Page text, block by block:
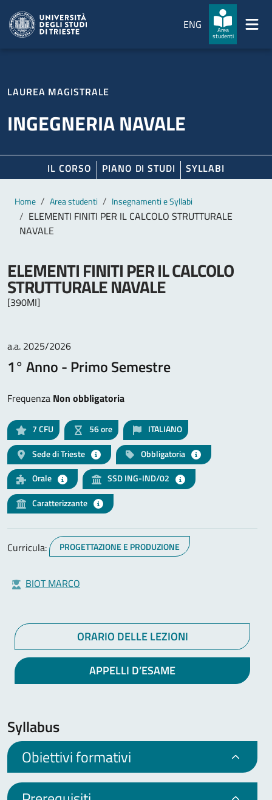
ENG
Area
studenti
LAUREA MAGISTRALE
INGEGNERIA NAVALE
IL CORSO PIANO DI STUDI SYLLABI
Contenuto principale
Breadcrumb
Home Area studenti Insegnamenti e Syllabi
ELEMENTI FINITI PER IL CALCOLO STRUTTURALE
NAVALE
ELEMENTI FINITI PER IL CALCOLO
STRUTTURALE NAVALE
[390MI]
a.a. 2025/2026
1° Anno - Primo Semestre
Frequenza Non obbligatoria
7CFU 56 ore
ITALIANO
Sede di Trieste
Obbligatoria
Orale
SSD ING-IND/02
Caratterizzante
Curricula: PROGETTAZIONE E PRODUZIONE
BIOT MARCO
ORARIO DELLE LEZIONI
APPELLI D’ESAME
Syllabus
Obiettivi formativi